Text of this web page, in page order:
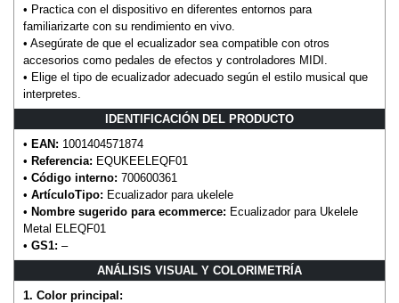
• Practica con el dispositivo en diferentes entornos para
familiarizarte con su rendimiento en vivo.
• Asegúrate de que el ecualizador sea compatible con otros
accesorios como pedales de efectos y controladores MIDI.
• Elige el tipo de ecualizador adecuado según el estilo musical que
interpretes.
IDENTIFICACIÓN DEL PRODUCTO
• EAN: 1001404571874
• Referencia: EQUKEELEQF01
• Código interno: 700600361
• ArtículoTipo: Ecualizador para ukelele
• Nombre sugerido para ecommerce: Ecualizador para Ukelele
Metal ELEQF01
• GS1: –
ANÁLISIS VISUAL Y COLORIMETRÍA
1. Color principal: